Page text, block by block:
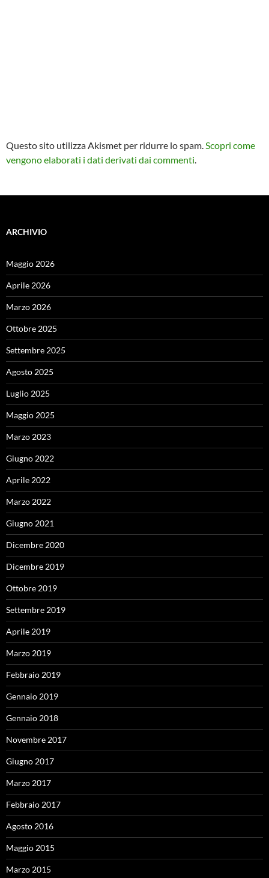
Questo sito utilizza Akismet per ridurre lo spam.Scopri come
vengono elaborati i dati derivati dai commenti.
ARCHIVIO
Maggio 2026
Aprile 2026
Marzo 2026
Ottobre 2025
Settembre 2025
Agosto 2025
Luglio 2025
Maggio 2025
Marzo 2023
Giugno 2022
Aprile 2022
Marzo 2022
Giugno 2021
Dicembre 2020
Dicembre 2019
Ottobre 2019
Settembre 2019
Aprile 2019
Marzo 2019
Febbraio 2019
Gennaio 2019
Gennaio 2018
Novembre 2017
Giugno 2017
Marzo 2017
Febbraio 2017
Agosto 2016
Maggio 2015
Marzo 2015